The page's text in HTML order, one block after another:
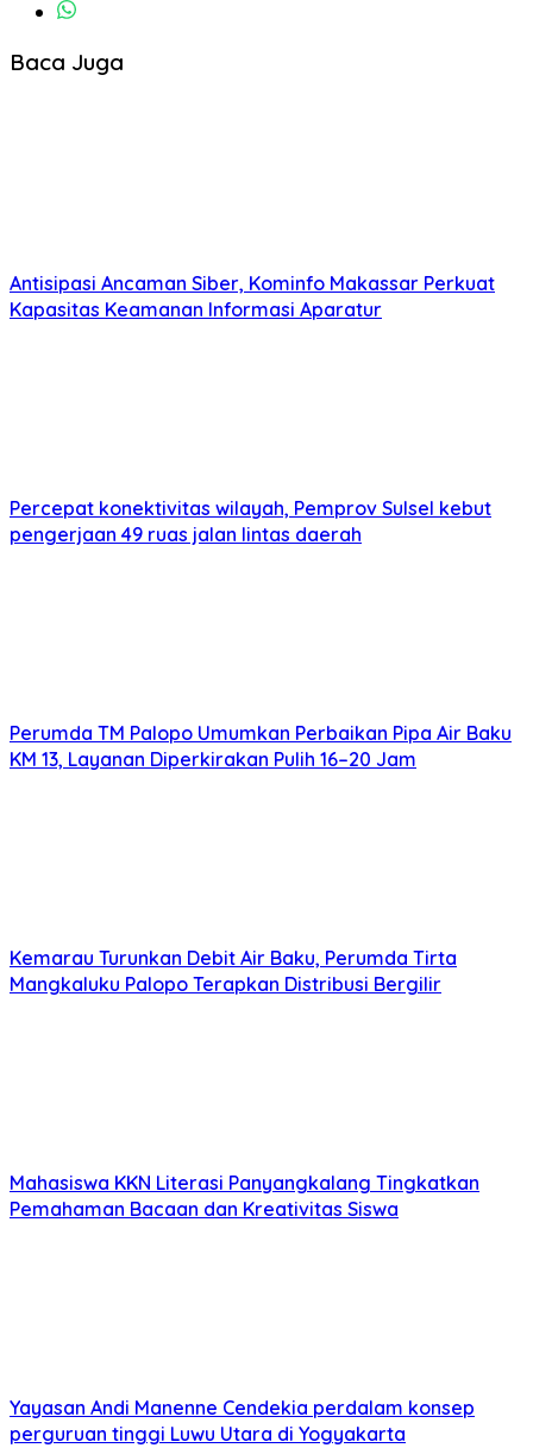
Baca Juga
Antisipasi Ancaman Siber, Kominfo Makassar Perkuat
Kapasitas Keamanan Informasi Aparatur
Percepat konektivitas wilayah, Pemprov Sulsel kebut
pengerjaan 49 ruas jalan lintas daerah
Perumda TM Palopo Umumkan Perbaikan Pipa Air Baku
KM 13, Layanan Diperkirakan Pulih 16–20 Jam
Kemarau Turunkan Debit Air Baku, Perumda Tirta
Mangkaluku Palopo Terapkan Distribusi Bergilir
Mahasiswa KKN Literasi Panyangkalang Tingkatkan
Pemahaman Bacaan dan Kreativitas Siswa
Yayasan Andi Manenne Cendekia perdalam konsep
perguruan tinggi Luwu Utara di Yogyakarta